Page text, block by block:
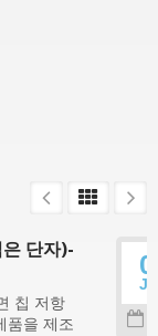
단자)-
칩 저항
품을 제조